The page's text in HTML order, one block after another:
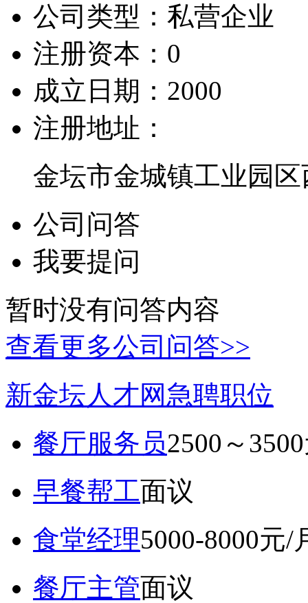
公司类型： 私营企业
注册资本： 0
成立日期： 2000
注册地址：
金坛市金城镇工业园
公司问答
我要提问
暂时没有问答内容
查看更多公司问答>>
新金坛人才网急聘职位
餐厅服务员2500～
早餐帮工面议
食堂经理5000-8000元/
餐厅主管面议